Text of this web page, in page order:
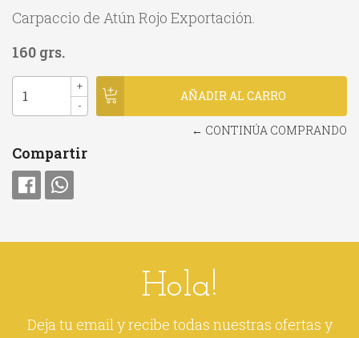
Carpaccio de Atún Rojo Exportación.
160 grs.
+
-
← CONTINÚA COMPRANDO
Compartir
Hola!
Deja tu email y recibe todas nuestras ofertas y